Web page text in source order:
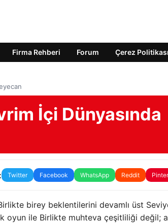
Firma Rehberi Forum Çerez Politikası
İçi Dünyasında
Twitter Facebook WhatsApp Reddit
birey beklentilerini devamlı üst
oyun ile Birlikte muhteva çeşitliliği değil;